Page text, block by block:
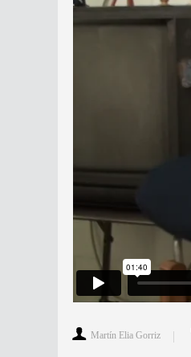
Martín Elia Gorriz